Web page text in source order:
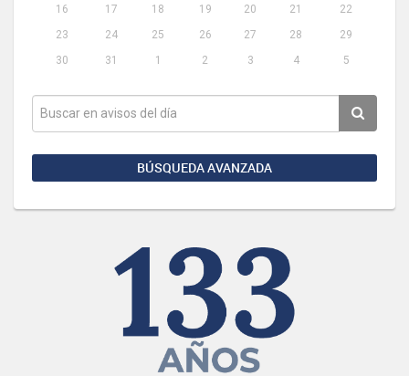
16
17 18 19 20 21
22
23
24 25 26 27 28
29
30
31 1 2 3 4 5
BÚSQUEDA AVANZADA